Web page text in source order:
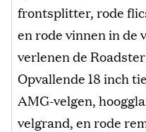
frontsplitter, rode
en rode vinnen in de
verlenen de
Opvallende 18 inch
AMG-velgen,
velgrand, en rode